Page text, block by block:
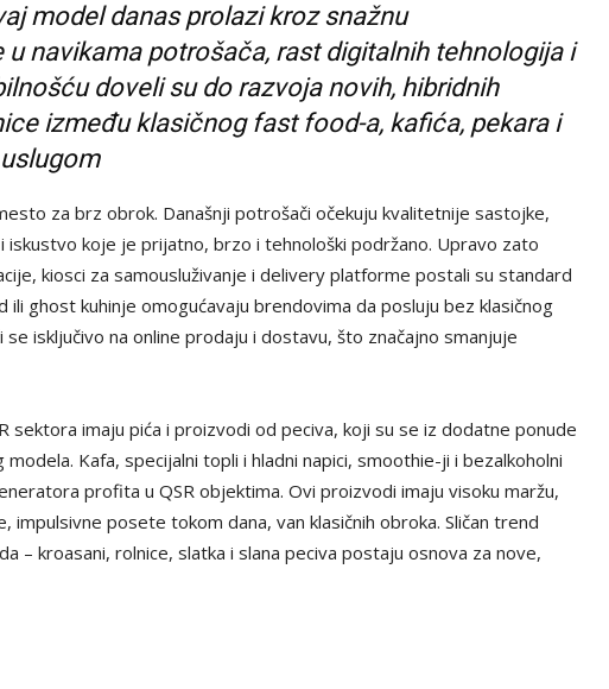
model danas prolazi kroz snažnu
navikama potrošača, rast digitalnih tehnologija i
doveli su do razvoja novih, hibridnih
između klasičnog fast food-a, kafića, pekara i
za brz obrok. Današnji potrošači očekuju kvalitetnije sastojke,
iskustvo koje je prijatno, brzo i tehnološki podržano. Upravo zato
kiosci za samousluživanje i delivery platforme postali su standard
ili ghost kuhinje omogućavaju brendovima da posluju bez klasičnog
isključivo na online prodaju i dostavu, što značajno smanjuje
sektora imaju pića i proizvodi od peciva, koji su se iz dodatne ponude
Kafa, specijalni topli i hladni napici, smoothie-ji i bezalkoholni
profita u QSR objektima. Ovi proizvodi imaju visoku maržu,
posete tokom dana, van klasičnih obroka. Sličan trend
– kroasani, rolnice, slatka i slana peciva postaju osnova za nove,